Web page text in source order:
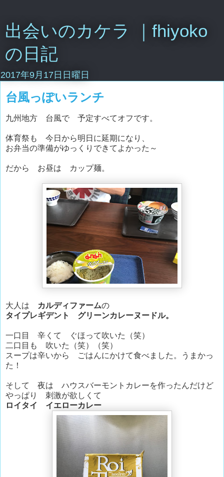
出会いのカケラ ｜fhiyoko
の日記
2017年9月17日日曜日
台風っぽいランチ
九州地方 台風で 予定すべてオフです。
体育祭も 今日から明日に延期になり、
お弁当の準備がゆっくりできてよかった～
だから お昼は カップ麺。
大人は カルディファームの
タイプレギデント グリーンカレーヌードル。
一口目 辛くて ぐほって吹いた（笑）
二口目も 吹いた（笑）（笑）
スープは辛いから ごはんにかけて食べました。うまかっ
た！
そして 夜は ハウスバーモントカレーを作ったんだけど
やっぱり 刺激が欲しくて
ロイタイ イエローカレー